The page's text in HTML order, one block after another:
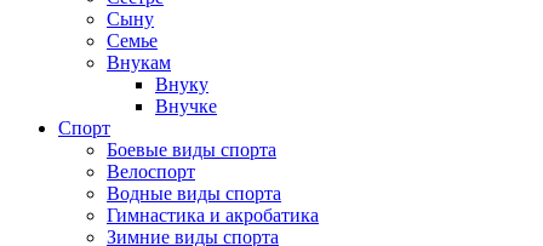
Сыну
Семье
Внукам
Внуку
Внучке
Спорт
Боевые виды спорта
Велоспорт
Водные виды спорта
Гимнастика и акробатика
Зимние виды спорта